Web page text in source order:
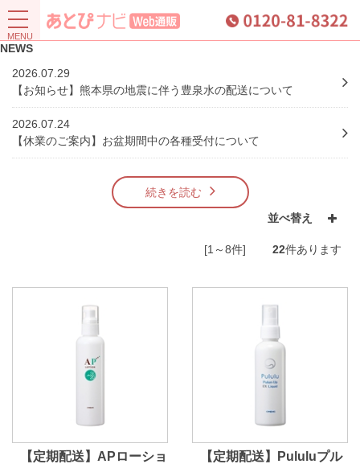
NEWS
2026.07.29
【お知らせ】熊本県の地震に伴う豊泉水の配送について
2026.07.24
【休業のご案内】お盆期間中の各種受付について
続きを読む
並べ替え
[1～8件] 22件あります
【定期配送】APローショ
【定期配送】Pululuプル